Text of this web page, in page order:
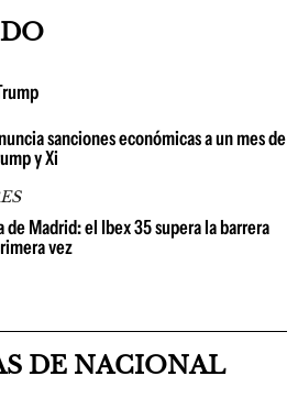
sanciones económicas a un mes de
y Xi
de Madrid: el Ibex 35 supera la barrera
vez
DE NACIONAL